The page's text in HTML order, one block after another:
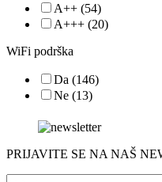
A++ (54)
A+++ (20)
WiFi podrška
Da (146)
Ne (13)
PRIJAVITE SE NA NAŠ